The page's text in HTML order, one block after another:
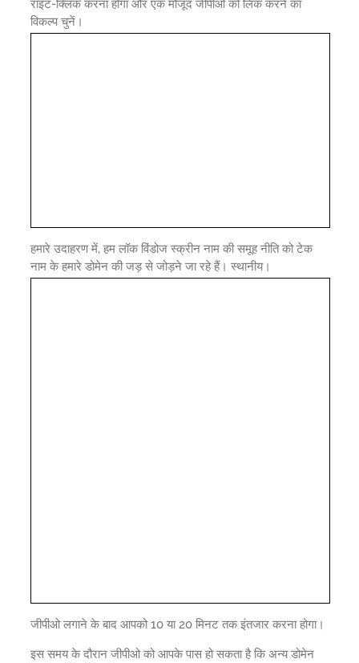
राइट-क्लिक करना होगा और एक मौजूद जीपीओ को लिंक करने का
विकल्प चुनें।
हमारे उदाहरण में, हम लॉक विंडोज स्क्रीन नाम की समूह नीति को टेक
नाम के हमारे डोमेन की जड़ से जोड़ने जा रहे हैं। स्थानीय।
जीपीओ लगाने के बाद आपको 10 या 20 मिनट तक इंतजार करना होगा।
इस समय के दौरान जीपीओ को आपके पास हो सकता है कि अन्य डोमेन